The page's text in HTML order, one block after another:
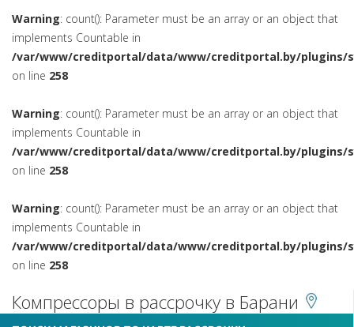
Warning: count(): Parameter must be an array or an object that
implements Countable in
/var/www/creditportal/data/www/creditportal.by/plugins/
on line 258
Warning: count(): Parameter must be an array or an object that
implements Countable in
/var/www/creditportal/data/www/creditportal.by/plugins/
on line 258
Warning: count(): Parameter must be an array or an object that
implements Countable in
/var/www/creditportal/data/www/creditportal.by/plugins/
on line 258
Компрессоры в рассрочку в Барани